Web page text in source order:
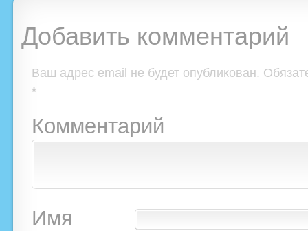
Добавить комментарий
Ваш адрес email не будет опубликован.
*
Комментарий
Имя